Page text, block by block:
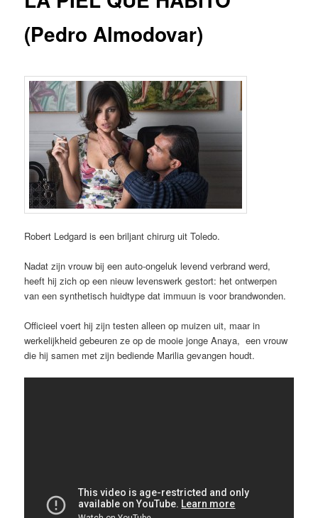
(Pedro Almodovar)
Robert Ledgard is een briljant chirurg uit Toledo.
Nadat zijn vrouw bij een auto-ongeluk levend verbrand werd,
heeft hij zich op een nieuw levenswerk gestort: het ontwerpen
van een synthetisch huidtype dat immuun is voor brandwonden.
Officieel voert hij zijn testen alleen op muizen uit, maar in
werkelijkheid gebeuren ze op de mooie jonge Anaya, een vrouw
die hij samen met zijn bediende Marilia gevangen houdt.